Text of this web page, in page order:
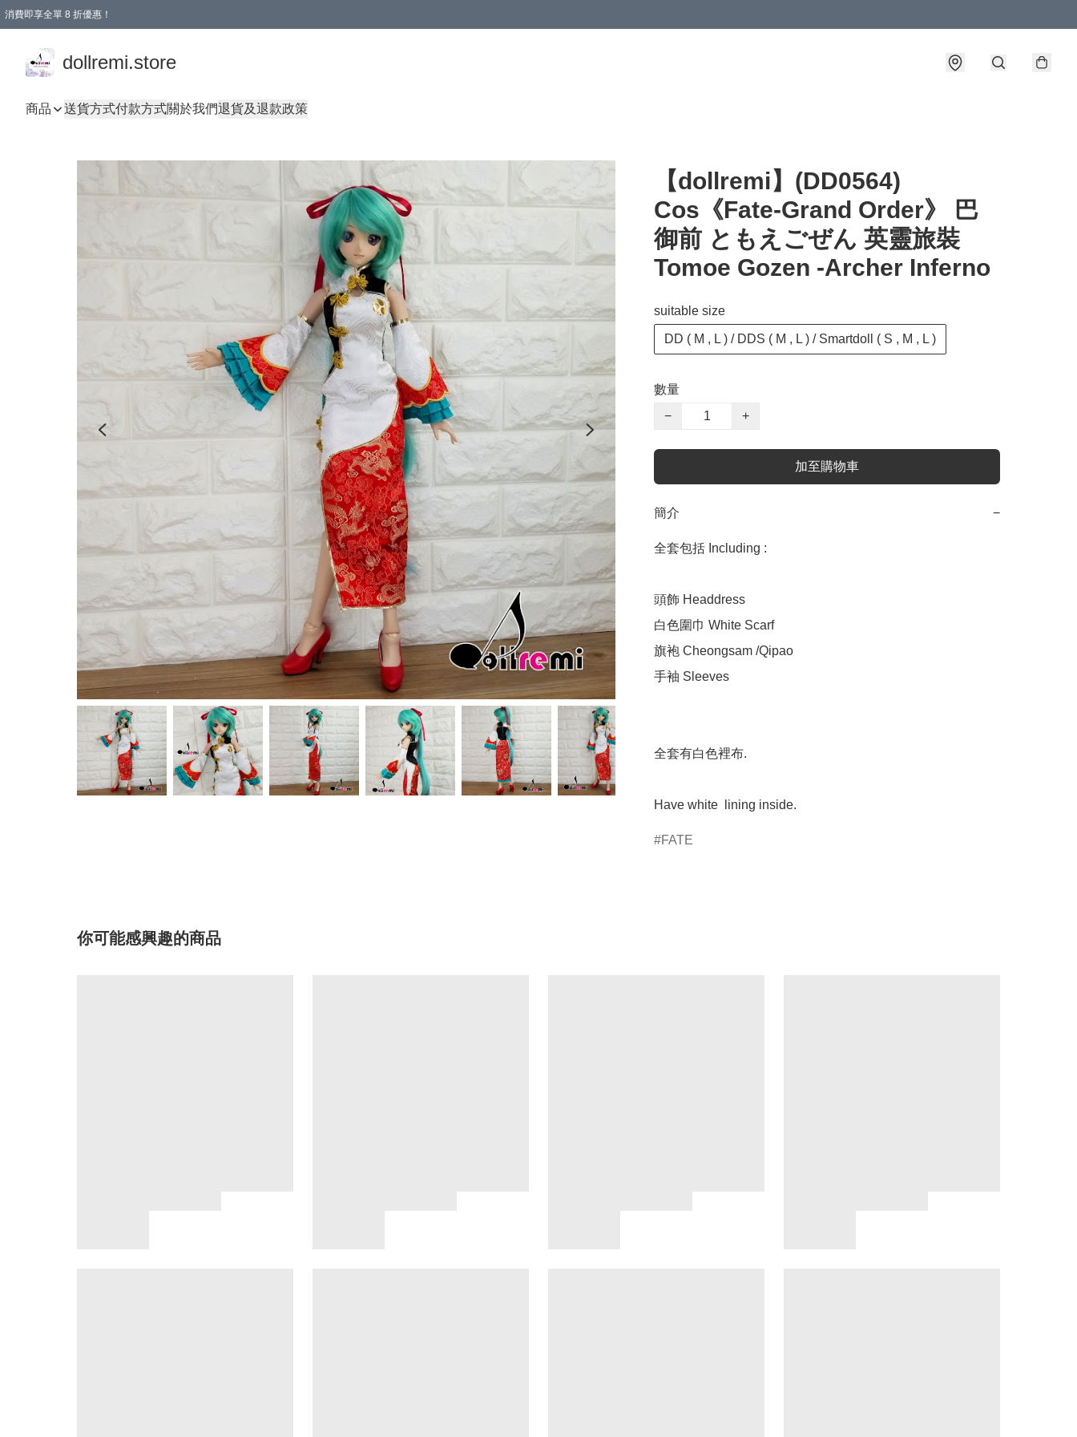
消費即享全單 8 折優惠！
dollremi.store
商品 送貨方式付款方式關於我們退貨及退款政策
【dollremi】(DD0564)
Cos《Fate-Grand Order》 巴
御前 ともえごぜん 英靈旅裝
Tomoe Gozen -Archer Inferno
suitable size
DD ( M , L ) / DDS ( M , L ) / Smartdoll ( S , M , L )
數量
−
+
加至購物車
簡介 −
全套包括 Including :
頭飾 Headdress
白色圍巾 White Scarf
旗袍 Cheongsam /Qipao
手袖 Sleeves
全套有白色裡布.
Have white  lining inside.
FATE
你可能感興趣的商品